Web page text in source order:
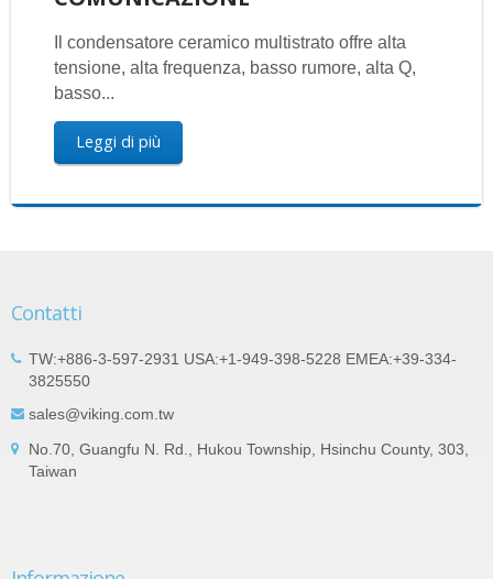
Il condensatore ceramico multistrato offre alta
tensione, alta frequenza, basso rumore, alta Q,
basso...
Leggi di più
Contatti
TW:+886-3-597-2931 USA:+1-949-398-5228 EMEA:+39-334-
3825550
sales@viking.com.tw
No.70, Guangfu N. Rd., Hukou Township, Hsinchu County, 303,
Taiwan